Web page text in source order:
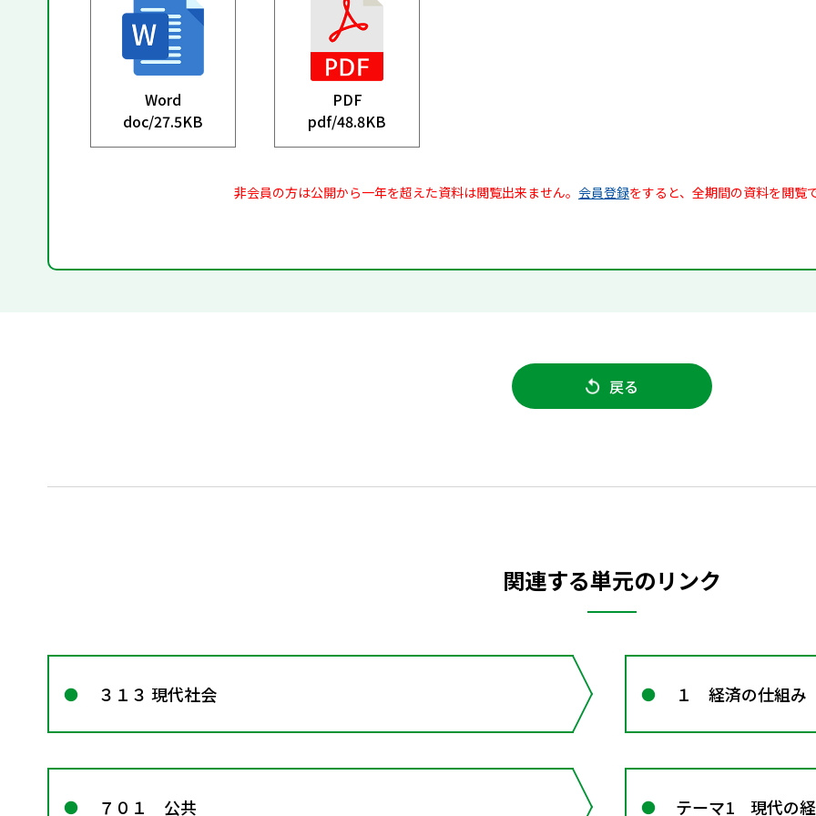
Word
doc/27.5KB
PDF
pdf/48.8KB
非会員の方は公開から一年を超えた資料は閲覧出来ません。 会員登録をすると、全期間の資料を閲覧
戻る
関連する単元のリンク
３１３ 現代社会 １ 経済の仕組み
７０１ 公共 テーマ1 現代の